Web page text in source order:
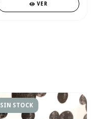
VER
SIN STOCK